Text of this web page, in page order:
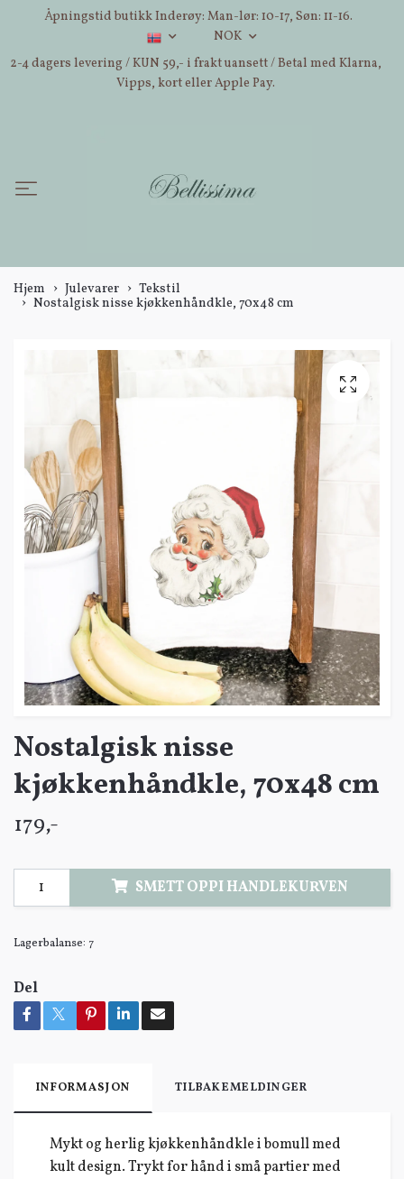
Åpningstid butikk Inderøy: Man-lør: 10-17, Søn: 11-16.
NOK
2-4 dagers levering / KUN 59,- i frakt uansett / Betal med Klarna,
Vipps, kort eller Apple Pay.
Hjem Julevarer
Tekstil
Nostalgisk nisse kjøkkenhåndkle, 70x48 cm
Nostalgisk nisse
kjøkkenhåndkle, 70x48 cm
179,-
SMETT OPPI HANDLEKURVEN
Lagerbalanse: 7
Del
INFORMASJON TILBAKEMELDINGER
Mykt og herlig kjøkkenhåndkle i bomull med
kult design. Trykt for hånd i små partier med